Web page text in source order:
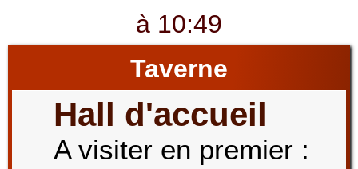
à 10:49
Taverne
Hall d'accueil
A visiter en premier :